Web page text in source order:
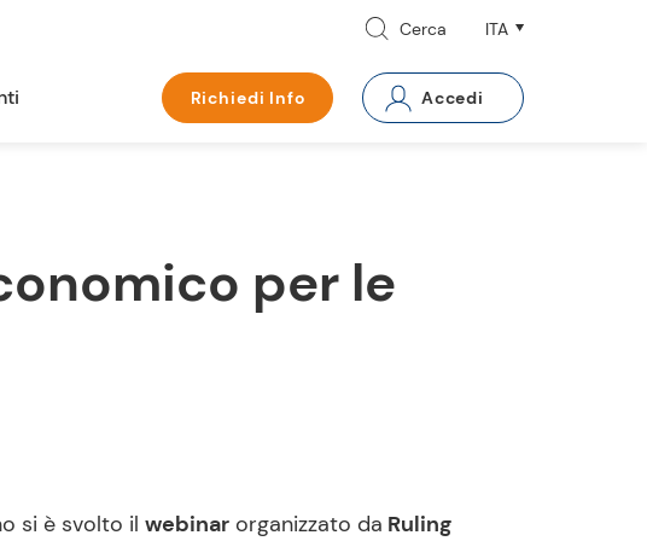
Cerca
Richiedi Info Accedi
per le
si è svolto il webinar organizzato da Ruling